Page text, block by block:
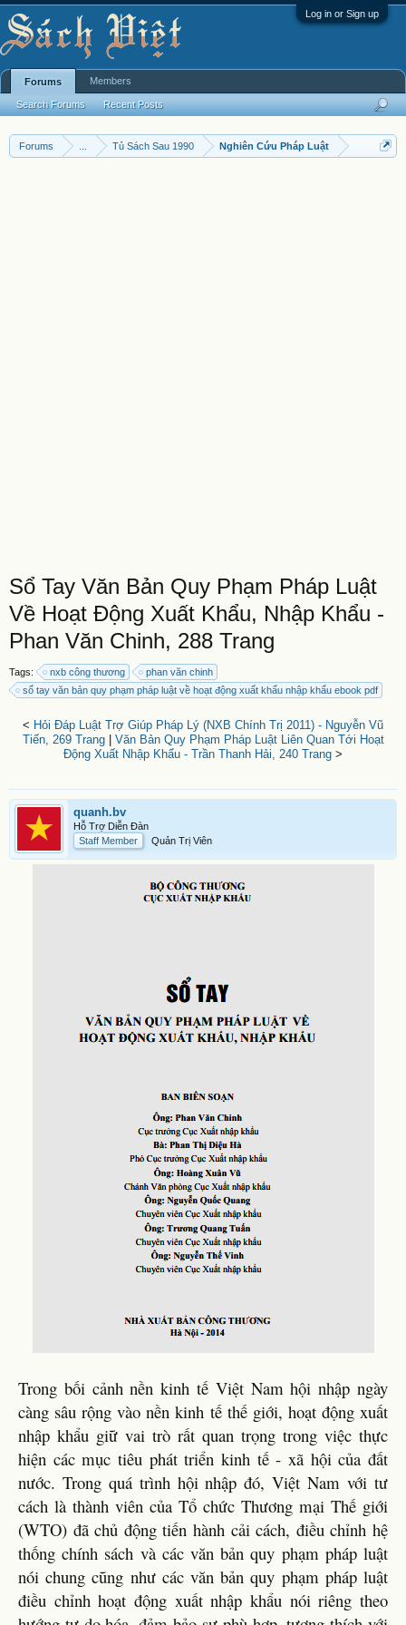
Log in or Sign up
Forums Tủ Sách Sau 1990 Nghiên Cứu Pháp Luật
Sổ Tay Văn Bản Quy Phạm Pháp Luật
Về Hoạt Động Xuất Khẩu, Nhập Khẩu -
Phan Văn Chinh, 288 Trang
Tags: nxb công thương
phan văn chinh
sổ tay văn bản quy phạm pháp luật về hoạt động xuất khẩu nhập khẩu ebook pdf
< Hỏi Đáp Luật Trợ Giúp Pháp Lý (NXB Chính Trị 2011) - Nguyễn Vũ
Tiến, 269 Trang| Văn Bản Quy Phạm Pháp Luật Liên Quan Tới Hoạt
Động Xuất Nhập Khẩu - Trần Thanh Hải, 240 Trang >
quanh.bv
Hỗ Trợ Diễn Đàn
Staff Member
Quản Trị Viên
Trong bối cảnh nền kinh tế Việt Nam hội nhập ngày
càng sâu rộng vào nền kinh tế thế giới, hoạt động xuất
nhập khẩu giữ vai trò rất quan trọng trong việc thực
hiện các mục tiêu phát triển kinh tế - xã hội của đất
nước. Trong quá trình hội nhập đó, Việt Nam với tư
cách là thành viên của Tổ chức Thương mại Thế giới
(WTO) đã chủ động tiến hành cải cách, điều chỉnh hệ
thống chính sách và các văn bản quy phạm pháp luật
nói chung cũng như các văn bản quy phạm pháp luật
điều chỉnh hoạt động xuất nhập khẩu nói riêng theo
Forums
Search Forums Recent Posts
Members